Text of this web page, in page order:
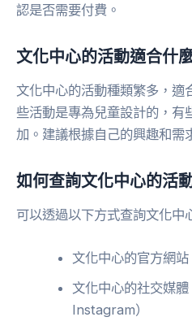
認是否需要付費。
文化中心的活動適合什
文化中心的活動種類繁多，適
些活動是專為兒童設計的，有
加。建議根據自己的興趣和需
如何查詢文化中心的活
可以透過以下方式查詢文化中
文化中心的官方網站
文化中心的社交媒
Instagram）